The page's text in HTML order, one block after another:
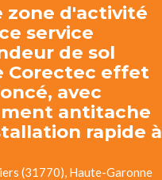
zone d'activité
service
de sol
Corectec effet
avec
antitache
rapide à
(31770), Haute-Garonne